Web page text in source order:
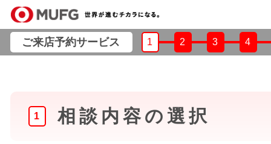
ご来店予約サービス 1 2 3 4
1 相談内容の選択